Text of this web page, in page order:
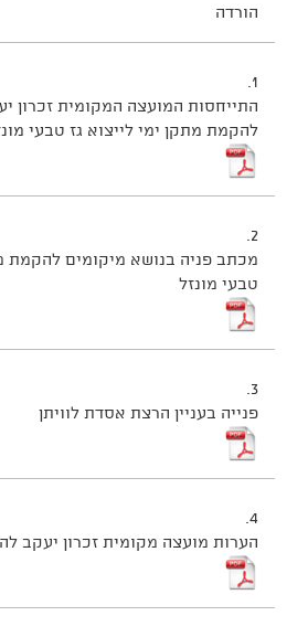
הורדה
1.
התייחסות המועצה המקומית זכרון
להקמת מתקן ימי לייצוא גז טבעי
2.
מכתב פניה בנושא מיקומים להקמת
טבעי מונזל
3.
פנייה בעניין הרצת אסדת לוויתן
4.
הערות מועצה מקומית זכרון יעקב